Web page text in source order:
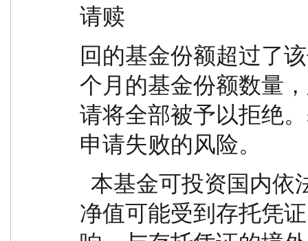
请赎
回的基金份额超过了
个月的基金份额数量
请将全部被予以拒绝
申请失败的风险。
净值可能受到存托凭